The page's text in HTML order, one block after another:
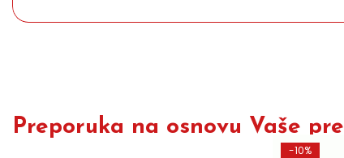
Preporuka na osnovu Vaše
-10%